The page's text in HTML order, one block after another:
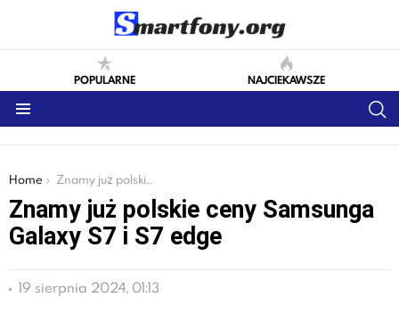
POPULARNE NAJCIEKAWSZE
You are here:
Home Znamy już polskie ceny Samsunga Galaxy S7 i S7 edge
Znamy już polskie ceny Samsunga
Galaxy S7 i S7 edge
19 sierpnia 2024, 01:13